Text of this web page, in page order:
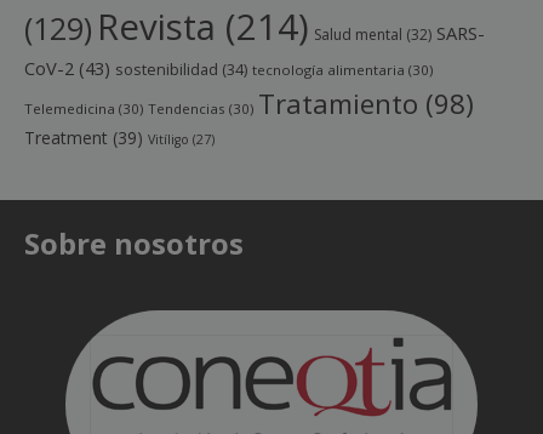
(129) Revista (214) Salud mental (32) SARS-
CoV-2 (43) sostenibilidad (34) tecnología alimentaria (30)
Telemedicina (30) Tendencias (30) Tratamiento (98)
Treatment (39) Vitíligo (27)
Sobre nosotros